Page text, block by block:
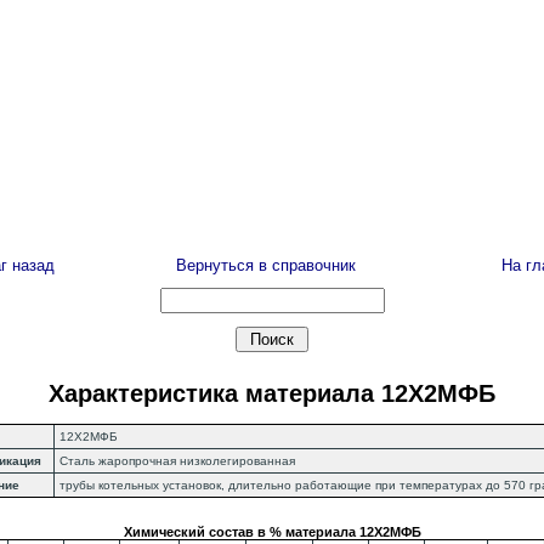
назад Вернуться в справочник На
Характеристика материала 12Х2МФБ
12Х2МФБ
Сталь жаропрочная низколегированная
трубы котельных установок, длительно работающие при температурах до 570
Химический состав в % материала 12Х2МФБ